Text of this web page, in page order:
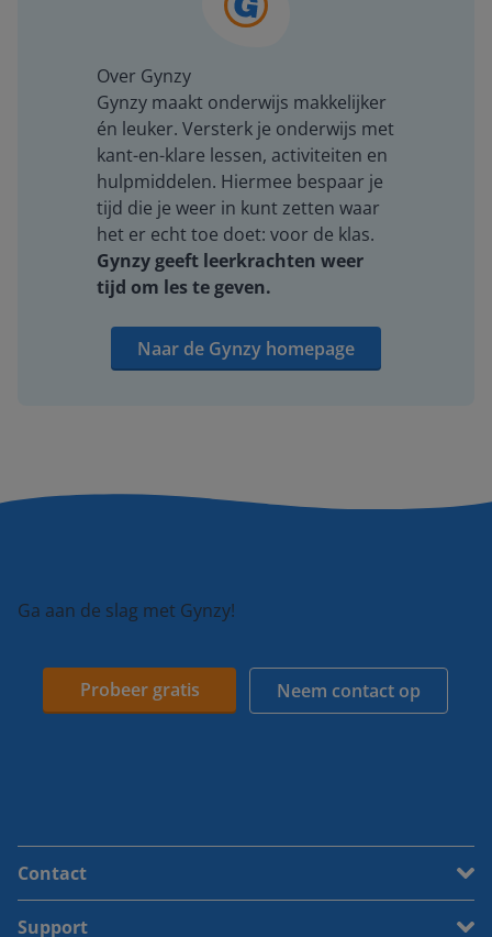
Over Gynzy
Gynzy maakt onderwijs makkelijker
én leuker. Versterk je onderwijs met
kant-en-klare lessen, activiteiten en
hulpmiddelen. Hiermee bespaar je
tijd die je weer in kunt zetten waar
het er echt toe doet: voor de klas.
Gynzy geeft leerkrachten weer
tijd om les te geven.
Naar de Gynzy homepage
Ga aan de slag met Gynzy!
Probeer gratis Neem contact op
Contact
Support